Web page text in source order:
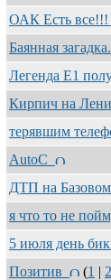
ОАК Есть все!!!
Баянная
Легенда Е1
Кирпич на
терявшим
AutoC
ДТП на
я что то не
5 июля день
Позитив
(1 | 2